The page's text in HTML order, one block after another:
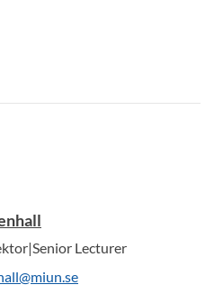
Lecturer